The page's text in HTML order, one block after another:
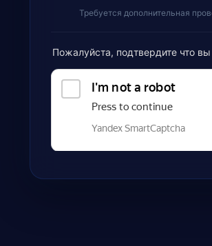
Требуется дополнительная
Пожалуйста, подтвердите что вы